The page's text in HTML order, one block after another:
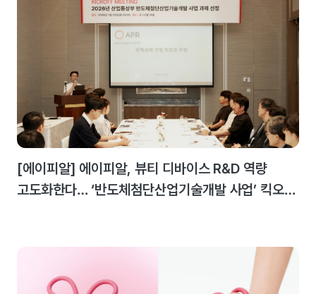
[에이피알] 에이피알, 뷰티 디바이스 R&D 역량
고도화한다… ‘반도체첨단산업기술개발 사업’ 킥오프